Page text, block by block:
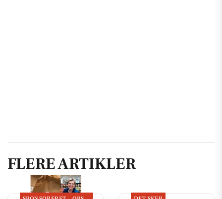
FLERE ARTIKLER